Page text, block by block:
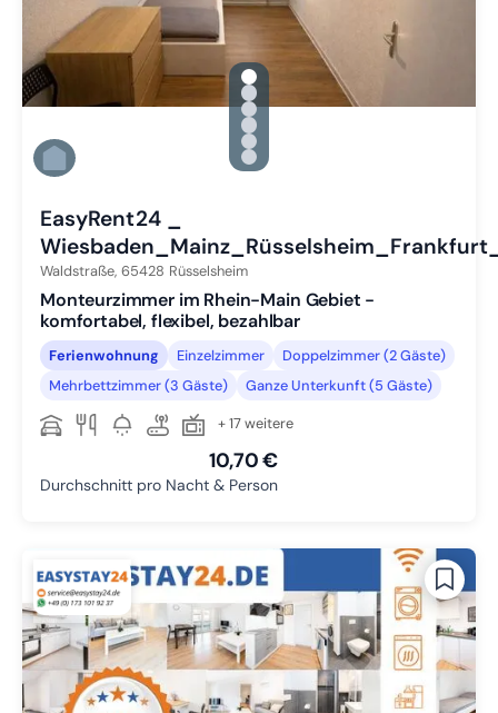
gallery.slide_selector
Zu Slide 1 wechseln
Zu Slide 2 wechseln
Zu Slide 3 wechseln
Zu Slide 4 wechseln
Zu Slide 5 wechseln
Zu Slide 6 wechseln
EasyRent24 _
Waldstraße, 65428 Rüsselsheim
Monteurzimmer im Rhein-Main Gebiet -
komfortabel, flexibel, bezahlbar
Ferienwohnung Einzelzimmer
Doppelzimmer (2 Gäste)
Mehrbettzimmer (3 Gäste)
Ganze Unterkunft (5 Gäste)
+ 17 weitere
10,70 €
Durchschnitt pro Nacht & Person